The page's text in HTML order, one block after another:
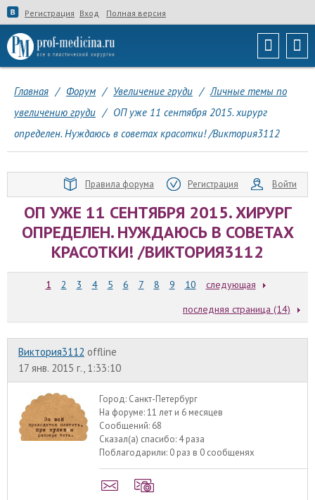
Регистрация Вход Полная версия
Главная / Форум / Увеличение груди / Личные темы по
увеличению груди / ОП уже 11 сентября 2015. хирург
определен. Нуждаюсь в советах красотки! /Виктория3112
Правила форума Регистрация Войти
ОП УЖЕ 11 СЕНТЯБРЯ 2015. ХИРУРГ
ОПРЕДЕЛЕН. НУЖДАЮСЬ В СОВЕТАХ
КРАСОТКИ! /ВИКТОРИЯ3112
1 2 3 4 5 6 7 8 9 10
следующая
последняя страница (14)
Виктория3112 offline
17 янв. 2015 г., 1:33:10
Город: Санкт-Петербург
На форуме:11 лет и 6 месяцев
Сообщений: 68
Сказал(а) спасибо: 4 раза
Поблагодарили: 0 раз в 0 сообщенях